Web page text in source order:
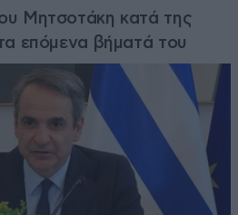
Μητσοτάκη κατά της
επόμενα βήματά του